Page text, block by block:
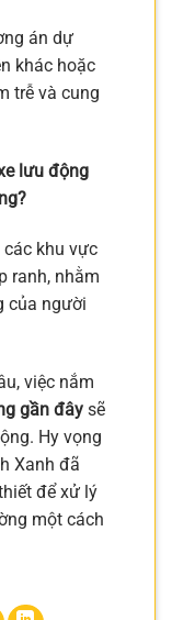
án dự
khác hoặc
trễ và cung
lưu động
khu vực
ranh, nhằm
của người
việc nắm
gần đây sẽ
Hy vọng
Xanh đã
để xử lý
một cách